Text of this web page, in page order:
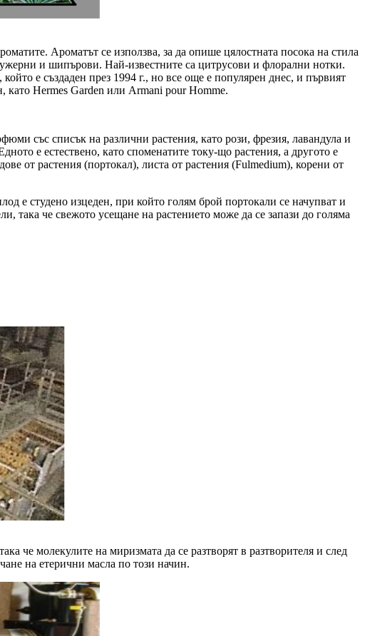
Ароматът се използва, за да опише цялостната посока на стила
и шипърови. Най-известните са цитрусови и флорални нотки.
е създаден през 1994 г., но все още е популярен днес, и първият
Hermes Garden или Armani pour Homme.
със списък на различни растения, като рози, фрезия, лавандула и
е естествено, като споменатите току-що растения, а другото е
от растения (портокал), листа от растения (Fulmedium), корени от
е студено изцеден, при който голям брой портокали се начупват и
така че свежото усещане на растението може да се запази до голяма
че молекулите на миризмата да се разтворят в разтворителя и след
на етерични масла по този начин.